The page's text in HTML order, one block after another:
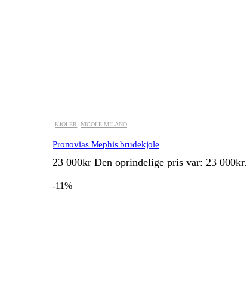
KJOLER NICOLE MILANO
Pronovias Mephis brudekjole
23 000kr Den oprindelige pris var: 23 000kr.
-11%